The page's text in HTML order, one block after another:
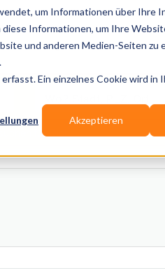
um Informationen über Ihre
Informationen, um Ihre
und anderen Medien-Seiten zu
Ein einzelnes Cookie wird in
Akzeptieren
Branchen-Infos
für Dich